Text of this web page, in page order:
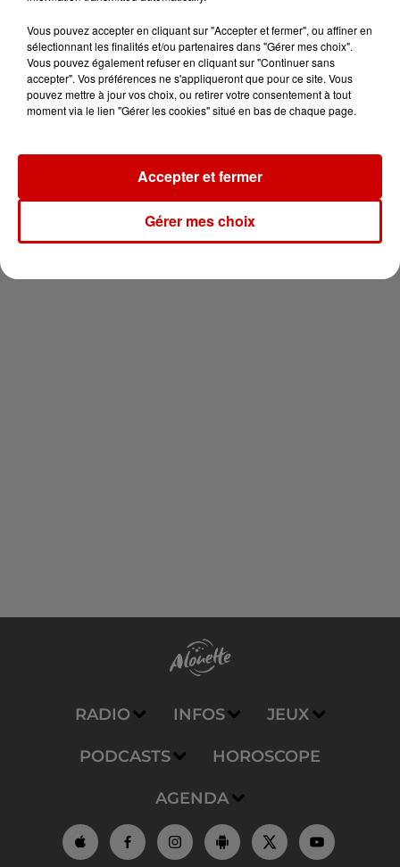
Destination Vacances : inscrivez-
vous !
Newsletter
RADIO INFOS JEUX
PODCASTS HOROSCOPE
AGENDA
Vous pouvez accepter en cliquant sur "Accepter et fermer", ou affiner en
sélectionnant les finalités et/ou partenaires dans "Gérer mes choix".
Vous pouvez également refuser en cliquant sur "Continuer sans
accepter". Vos préférences ne s'appliqueront que pour ce site. Vous
pouvez mettre à jour vos choix, ou retirer votre consentement à tout
moment via le lien "Gérer les cookies" situé en bas de chaque page.
Gérer mes choix
Accepter et fermer